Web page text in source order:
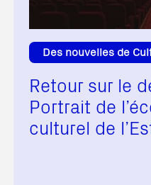
Des nouvelles de
Retour sur le
Portrait de
culturel de